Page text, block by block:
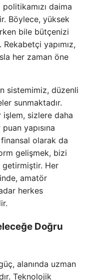
daima
Böylece, yüksek
bile bütçenizi
yapımız,
her zaman öne
sistemimiz, düzenli
sunmaktadır.
sizlere daha
yapısına
olarak da
gelişmek, bizi
getirmiştir. Her
amatör
herkes
Doğru
alanında uzman
Teknolojik